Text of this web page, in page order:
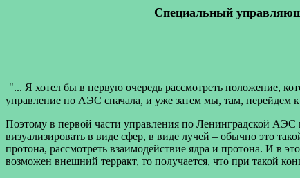
Специальный
"... Я хотел бы в первую очередь рассмотреть положение,
управление по АЭС сначала, и уже затем мы, там, перейдем
Поэтому в первой части управления по Ленинградской АЭС
визуализировать в виде сфер, в виде лучей – обычно это
протона, рассмотреть взаимодействие ядра и протона. И в
возможен внешний терракт, то получается, что при такой